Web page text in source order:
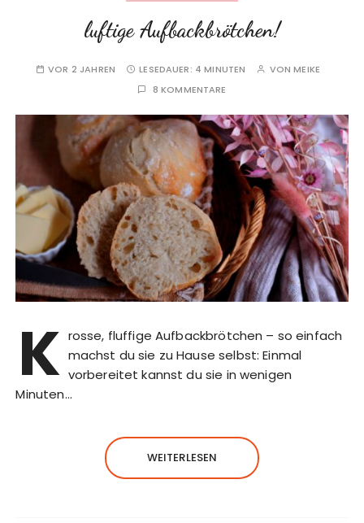
luftige Aufbackbrötchen!
VOR 2 JAHREN LESEDAUER: 4 MINUTEN VONMEIKE
8 KOMMENTARE
K rosse, fluffige Aufbackbrötchen – so einfach
machst du sie zu Hause selbst: Einmal
vorbereitet kannst du sie in wenigen
Minuten…
WEITERLESEN